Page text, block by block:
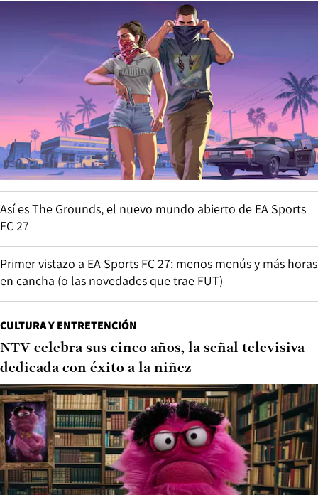
Así es The Grounds, el nuevo mundo abierto de EA Sports
FC 27
Primer vistazo a EA Sports FC 27: menos menús y más horas
en cancha (o las novedades que trae FUT)
CULTURA Y ENTRETENCIÓN
NTV celebra sus cinco años, la señal televisiva
dedicada con éxito a la niñez